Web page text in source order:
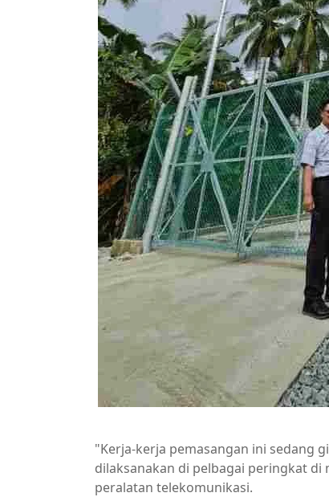
"Kerja-kerja pemasangan ini sedang
dilaksanakan di pelbagai peringkat di
peralatan telekomunikasi.